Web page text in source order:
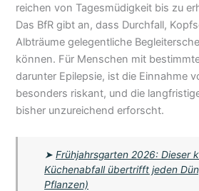
reichen von Tagesmüdigkeit bis zu
Das BfR gibt an, dass Durchfall,
Albträume gelegentliche
können. Für Menschen mit
darunter Epilepsie, ist die Einnahme
besonders riskant, und die
bisher unzureichend erforscht.
➤Frühjahrsgarten 2026: Dieser
Küchenabfall übertrifft jeden
Pflanzen)